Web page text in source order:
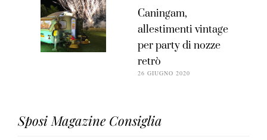
Caningam,
allestimenti vintage
per party di nozze
retrò
26 GIUGNO 2020
Sposi Magazine Consiglia